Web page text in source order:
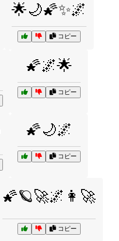
🌟🌙🌠✨🌌
コピー
🌠🌌🌟
コピー
🌠🌙🌌
コピー
🌠🪐🚀🌌👩‍🚀
コピー